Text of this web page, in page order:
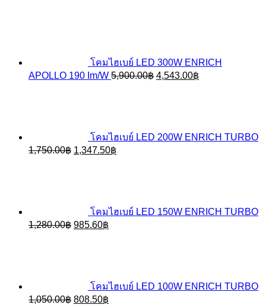
โคมไฮเบย์ LED 300W ENRICH
APOLLO 190 Im/W 5,900.00฿ Original
4,543.00฿
โคมไฮเบย์ LED 200W ENRICH TURBO
1,750.00฿ Original
1,347.50฿
โคมไฮเบย์ LED 150W ENRICH TURBO
1,280.00฿ Original
985.60฿
โคมไฮเบย์ LED 100W ENRICH TURBO
1,050.00฿ Original
808.50฿